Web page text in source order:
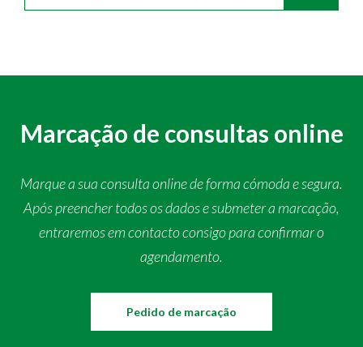
Marcação de consultas online
Marque a sua consulta online de forma cómoda e segura.
Após preencher todos os dados e submeter a marcação,
entraremos em contacto consigo para confirmar o
agendamento.
Pedido de marcação